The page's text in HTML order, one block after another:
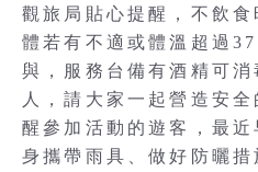
觀旅局貼心提醒，不飲
體若有不適或體溫超過
與，服務台備有酒精可
人，請大家一起營造安
醒參加活動的遊客，最
身攜帶雨具、做好防曬